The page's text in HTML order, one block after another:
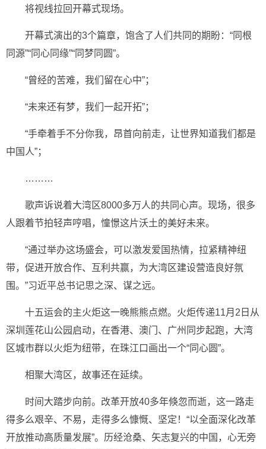
将视线拉回开幕式现场。
开幕式演出的3个篇章，饱含了人们共同的期盼：“同根
同源”“同心同缘”“同梦同圆”。
“曾经的苦难，我们留在心中”；
“未来还有梦，我们一起开拓”；
“手牵着手不分你我，昂首向前走，让世界知道我们都是
中国人”；
………
歌声诉说着大湾区8000多万人的共同心声。现场，很多
人跟着节拍轻声哼唱，憧憬这片沃土的美好未来。
“通过举办这场盛会，可以激发爱国热情，拉紧精神纽
带，促进开放合作、互利共赢，为大湾区建设营造良好氛
围。”习近平总书记思之深、谋之远。
十五运会的主火炬这一晚熊熊点燃。火炬传递11月2日从
深圳莲花山公园启动，在香港、澳门、广州同步起跑，大湾
区城市群以火炬为纽带，在珠江口画出一个“同心圆”。
相聚大湾区，故事还在延续。
时间大踏步向前。改革开放40多年倏忽而逝，这一路走
得多么艰辛、不易，走得多么慷慨、坚定！“以全面深化改革
开放推动高质量发展”。历经沧桑、矢志复兴的中国，心无旁